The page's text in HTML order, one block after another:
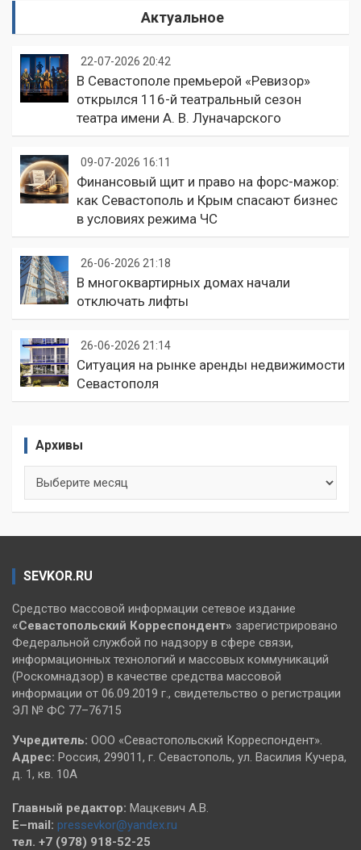
Актуальное
22-07-2026 20:42
В Севастополе премьерой «Ревизор»
открылся 116-й театральный сезон
театра имени А. В. Луначарского
09-07-2026 16:11
Финансовый щит и право на форс-мажор:
как Севастополь и Крым спасают бизнес
в условиях режима ЧС
26-06-2026 21:18
В многоквартирных домах начали
отключать лифты
26-06-2026 21:14
Ситуация на рынке аренды недвижимости
Севастополя
Архивы
SEVKOR.RU
Средство массовой информации сетевое издание
«Севастопольский Корреспондент» зарегистрировано
Федеральной службой по надзору в сфере связи,
информационных технологий и массовых коммуникаций
(Роскомнадзор) в качестве средства массовой
информации от 06.09.2019 г., свидетельство о регистрации
ЭЛ № ФС 77–76715
Учредитель: ООО «Севастопольский Корреспондент».
Адрес: Россия, 299011, г. Севастополь, ул. Василия Кучера,
д. 1, кв. 10А
Главный редактор: Мацкевич А.В.
E–mail: pressevkor@yandex.ru
тел. +7 (978) 918-52-25